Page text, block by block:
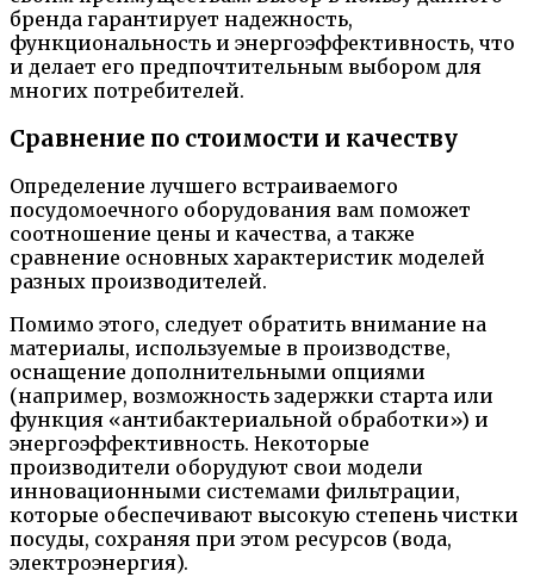
бренда гарантирует надежность,
функциональность и энергоэффективность, что
и делает его предпочтительным выбором для
многих потребителей.
Сравнение по стоимости и качеству
Определение лучшего встраиваемого
посудомоечного оборудования вам поможет
соотношение цены и качества, а также
сравнение основных характеристик моделей
разных производителей.
Помимо этого, следует обратить внимание на
материалы, используемые в производстве,
оснащение дополнительными опциями
(например, возможность задержки старта или
функция «антибактериальной обработки») и
энергоэффективность. Некоторые
производители оборудуют свои модели
инновационными системами фильтрации,
которые обеспечивают высокую степень чистки
посуды, сохраняя при этом ресурсов (вода,
электроэнергия).